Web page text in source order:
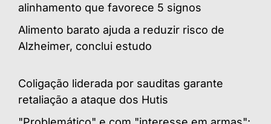
alinhamento que favorece 5 signos
Alimento barato ajuda a reduzir risco de
Alzheimer, conclui estudo
Coligação liderada por sauditas garante
retaliação a ataque dos Hutis